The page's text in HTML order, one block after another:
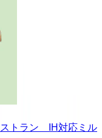
トラン IH対応ミル